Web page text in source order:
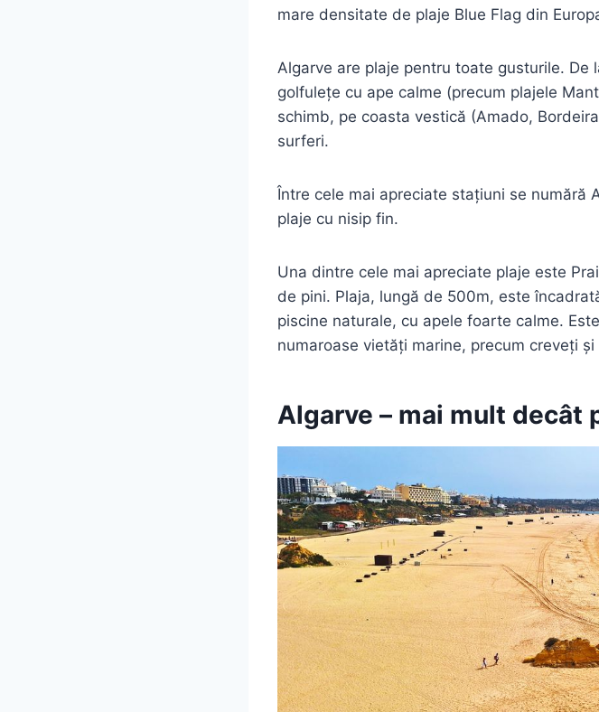
mare densitate de plaje Blue Flag din
Algarve are plaje pentru toate gusturile.
golfulețe cu ape calme (precum plajele
schimb, pe coasta vestică (Amado,
surferi.
Între cele mai apreciate stațiuni se numără
plaje cu nisip fin.
Una dintre cele mai apreciate plaje este
de pini. Plaja, lungă de 500m, este
piscine naturale, cu apele foarte calme.
numaroase vietăți marine, precum creveți
Algarve – mai mult decât